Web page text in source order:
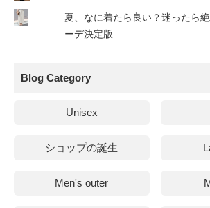
夏、なに着たら良い？迷ったら
ーデ決定版
Blog Category
Unisex
ショップの誕生
Men's outer